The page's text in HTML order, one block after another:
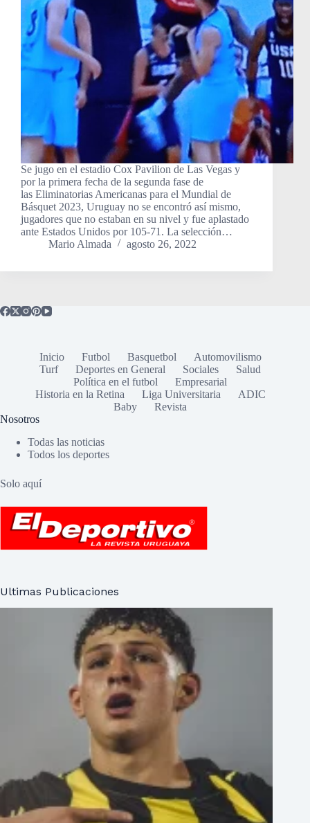
Se jugo en el estadio Cox Pavilion de Las Vegas y
por la primera fecha de la segunda fase de
las Eliminatorias Americanas para el Mundial de
Básquet 2023, Uruguay no se encontró así mismo,
jugadores que no estaban en su nivel y fue aplastado
ante Estados Unidos por 105-71. La selección…
Mario Almada
agosto 26, 2022
Inicio Futbol Basquetbol
Automovilismo
Turf
Deportes en General Sociales
Salud
Política en el futbol
Empresarial
Historia en la Retina
Liga Universitaria
ADIC
Baby
Revista
Nosotros
Todas las noticias
Todos los deportes
Solo aquí
Ultimas Publicaciones